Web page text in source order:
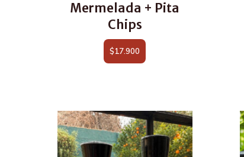
Mermelada + Pita
Chips
$17.900